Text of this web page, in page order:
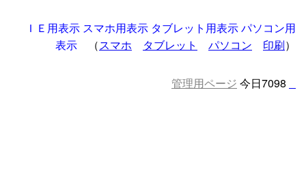
ＩＥ用表示 スマホ用表示 タブレット用表示パソコン用
表示 （スマホ タブレット パソコン 印刷）
管理用ページ 今日7098